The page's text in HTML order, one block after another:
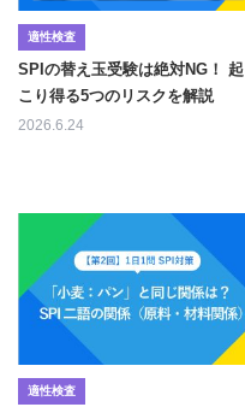
適性検査
SPIの替え玉受験は絶対NG！ 起
こり得る5つのリスクを解説
2026.6.24
適性検査